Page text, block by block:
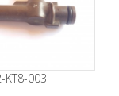
003